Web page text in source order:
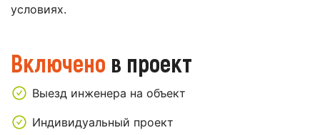
условиях.
Включено в проект
Выезд инженера на объект
Индивидуальный проект